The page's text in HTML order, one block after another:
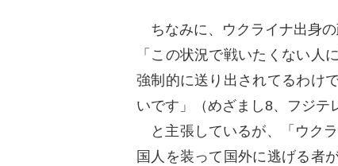
ちなみに、ウクライナ出身の
「この状況で戦いたくない人
強制的に送り出されてるわけ
いです」（めざまし8、フジテ
と主張しているが、「ウク
国人を装って国外に逃げる者